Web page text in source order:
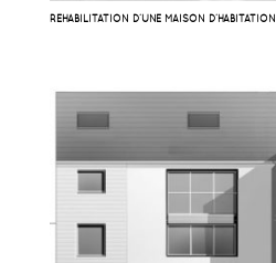
RÉHABILITATION D’UNE MAISON D’HABITATION